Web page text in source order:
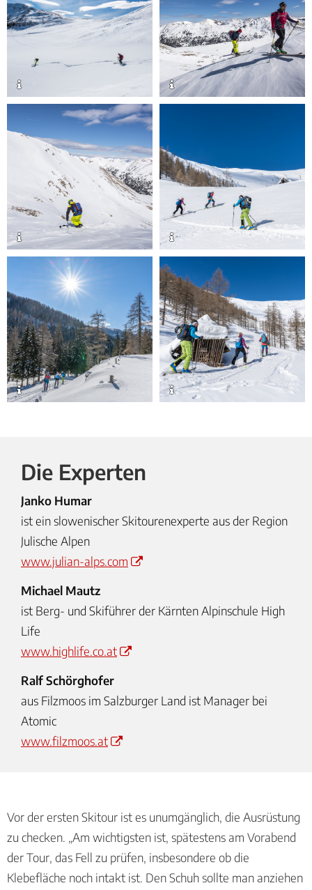
Die Experten
Janko Humar
ist ein slowenischer Skitourenexperte aus der Region
Julische Alpen
www.julian-alps.com
Michael Mautz
ist Berg- und Skiführer der Kärnten Alpinschule High
Life
www.highlife.co.at
Ralf Schörghofer
aus Filzmoos im Salzburger Land ist Manager bei
Atomic
www.filzmoos.at
Vor der ersten Skitour ist es unumgänglich, die Ausrüstung
zu checken. „Am wichtigsten ist, spätestens am Vorabend
der Tour, das Fell zu prüfen, insbesondere ob die
Klebefläche noch intakt ist. Den Schuh sollte man anziehen